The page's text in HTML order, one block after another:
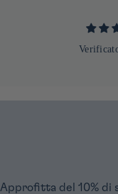
Approfitta del 10% di